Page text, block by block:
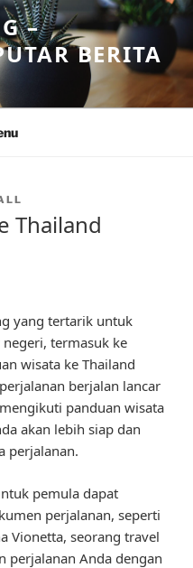
–
BERITA
Thailand
yang tertarik untuk
termasuk ke
wisata ke Thailand
berjalan lancar
panduan wisata
akan lebih siap dan
perjalanan.
pemula dapat
perjalanan, seperti
Vionetta, seorang travel
perjalanan Anda dengan